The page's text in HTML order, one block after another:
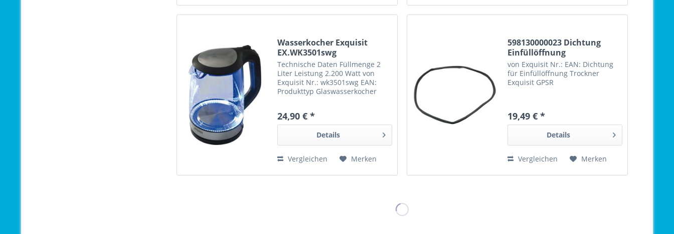
Wasserkocher Exquisit
EX.WK3501swg
Technische Daten Füllmenge 2
Liter Leistung 2.200 Watt von
Exquisit Nr.: wk3501swg EAN:
Produkttyp Glaswasserkocher
Ausstattungsmerkmale
Kabelaufwicklung, verdecktes
Heizelement, Deckelöffnung per...
24,90 € *
Details
Vergleichen Merken
598130000023 Dichtung
Einfüllöffnung
von Exquisit Nr.: EAN: Dichtung
für Einfüllöffnung Trockner
Exquisit GPSR
19,49 € *
Details
Vergleichen Merken